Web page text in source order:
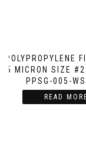
POLYPROPYLENE
5 MICRON SIZE
PPSG-005-
READ